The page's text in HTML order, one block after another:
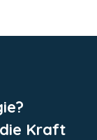
die Kraft